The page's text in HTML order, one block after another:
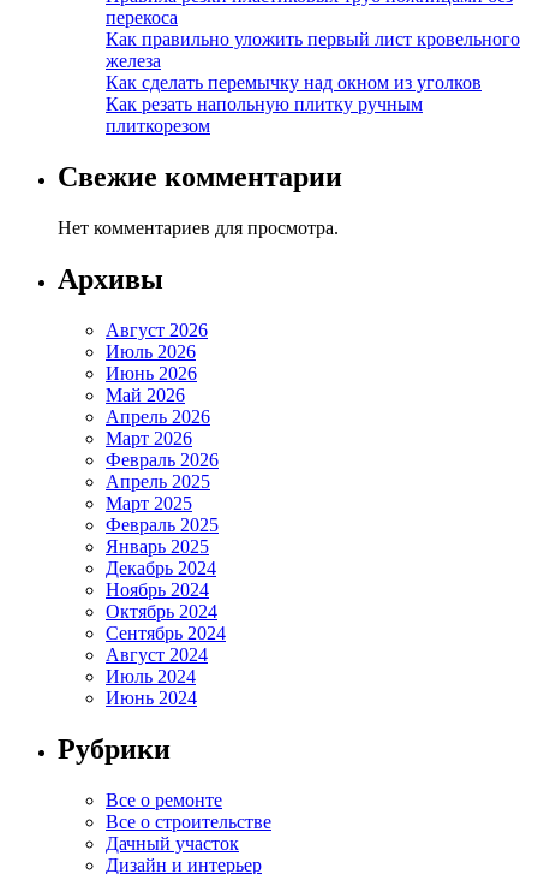
перекоса
Как правильно уложить первый лист кровельного
железа
Как сделать перемычку над окном из уголков
Как резать напольную плитку ручным
плиткорезом
Свежие комментарии
Нет комментариев для просмотра.
Архивы
Август 2026
Июль 2026
Июнь 2026
Май 2026
Апрель 2026
Март 2026
Февраль 2026
Апрель 2025
Март 2025
Февраль 2025
Январь 2025
Декабрь 2024
Ноябрь 2024
Октябрь 2024
Сентябрь 2024
Август 2024
Июль 2024
Июнь 2024
Рубрики
Все о ремонте
Все о строительстве
Дачный участок
Дизайн и интерьер